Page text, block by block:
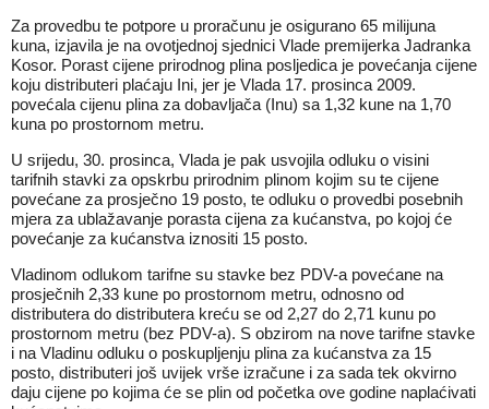
Za provedbu te potpore u proračunu je osigurano 65 milijuna
kuna, izjavila je na ovotjednoj sjednici Vlade premijerka Jadranka
Kosor. Porast cijene prirodnog plina posljedica je povećanja cijene
koju distributeri plaćaju Ini, jer je Vlada 17. prosinca 2009.
povećala cijenu plina za dobavljača (Inu) sa 1,32 kune na 1,70
kuna po prostornom metru.
U srijedu, 30. prosinca, Vlada je pak usvojila odluku o visini
tarifnih stavki za opskrbu prirodnim plinom kojim su te cijene
povećane za prosječno 19 posto, te odluku o provedbi posebnih
mjera za ublažavanje porasta cijena za kućanstva, po kojoj će
povećanje za kućanstva iznositi 15 posto.
Vladinom odlukom tarifne su stavke bez PDV-a povećane na
prosječnih 2,33 kune po prostornom metru, odnosno od
distributera do distributera kreću se od 2,27 do 2,71 kunu po
prostornom metru (bez PDV-a). S obzirom na nove tarifne stavke
i na Vladinu odluku o poskupljenju plina za kućanstva za 15
posto, distributeri još uvijek vrše izračune i za sada tek okvirno
daju cijene po kojima će se plin od početka ove godine naplaćivati